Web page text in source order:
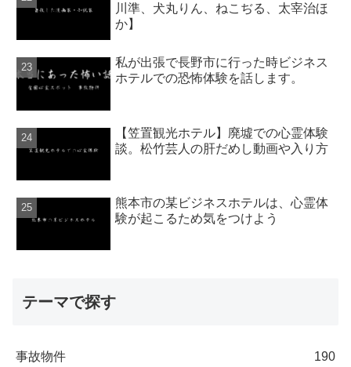
川準、犬丸りん、ねこぢる、太宰治ほ
か】
私が出張で長野市に行った時ビジネス
ホテルでの恐怖体験を話します。
【笠置観光ホテル】廃墟での心霊体験
談。松竹芸人の肝だめし動画や入り方
熊本市の某ビジネスホテルは、心霊体
験が起こるため気をつけよう
テーマで探す
事故物件 190